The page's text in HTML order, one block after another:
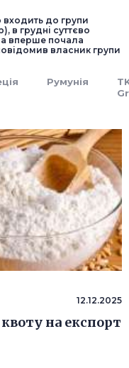
до групи
в грудні суттєво
вперше почала
власник групи
Румунія
12.12.2025
на експорт